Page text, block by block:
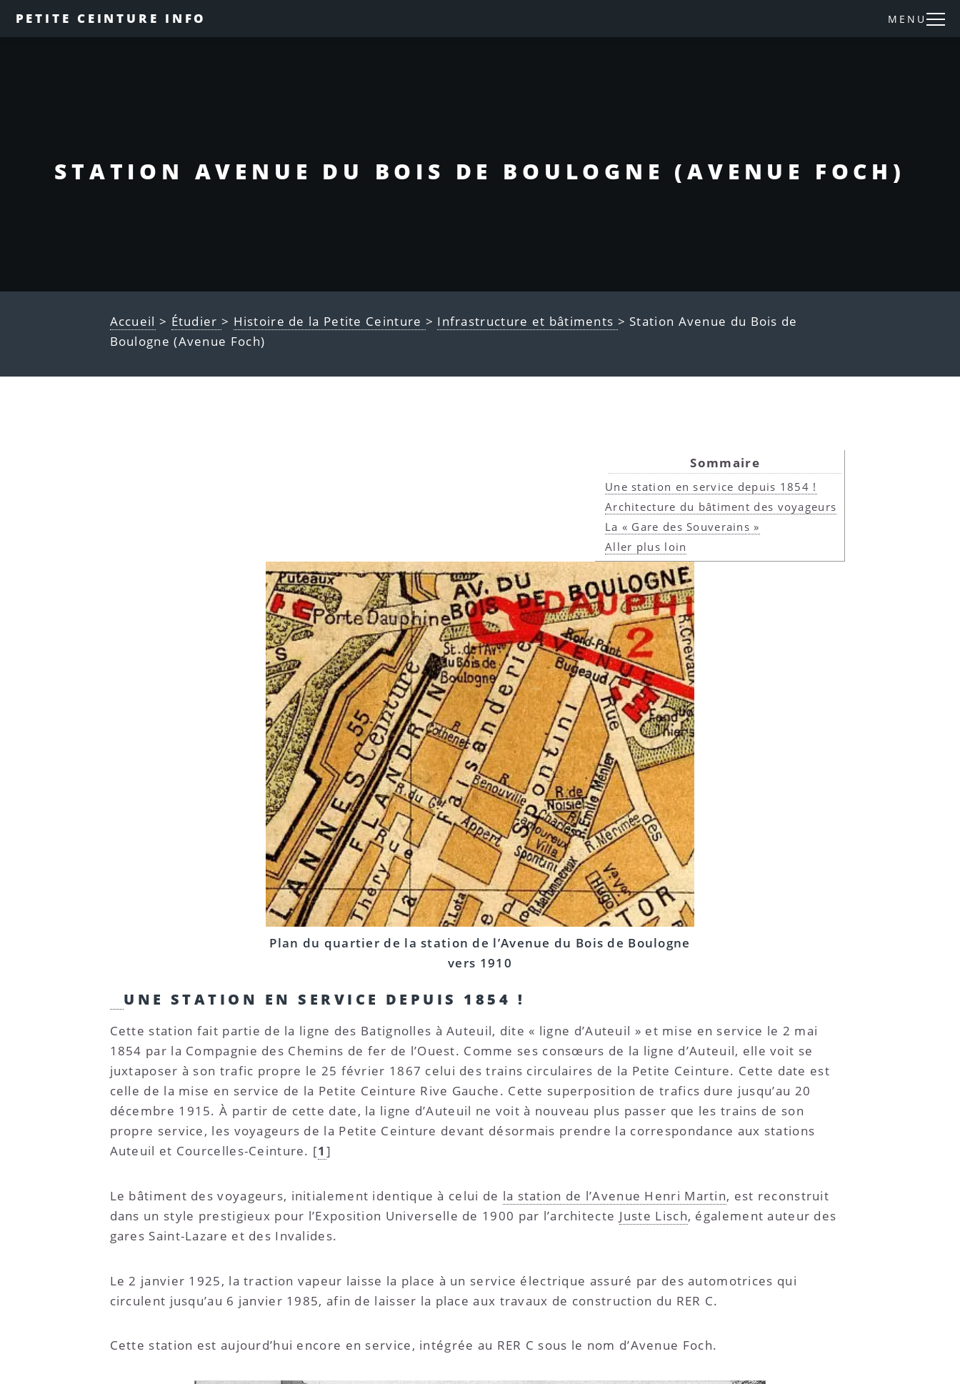
PETITE CEINTURE INFO MENU
STATION AVENUE DU BOIS DE BOULOGNE (AVENUE FOCH)
Accueil > Étudier > Histoire de la Petite Ceinture > Infrastructure et bâtiments > Station Avenue du Bois de
Boulogne (Avenue Foch)
Sommaire
Une station en service depuis 1854 !
Architecture du bâtiment des voyageurs
La « Gare des Souverains »
Aller plus loin
Plan du quartier de la station de l’Avenue du Bois de Boulogne
vers 1910
UNE STATION EN SERVICE DEPUIS 1854 !
Cette station fait partie de la ligne des Batignolles à Auteuil, dite « ligne d’Auteuil » et mise en service le 2 mai
1854 par la Compagnie des Chemins de fer de l’Ouest. Comme ses consœurs de la ligne d’Auteuil, elle voit se
juxtaposer à son trafic propre le 25 février 1867 celui des trains circulaires de la Petite Ceinture. Cette date est
celle de la mise en service de la Petite Ceinture Rive Gauche. Cette superposition de trafics dure jusqu’au 20
décembre 1915. À partir de cette date, la ligne d’Auteuil ne voit à nouveau plus passer que les trains de son
propre service, les voyageurs de la Petite Ceinture devant désormais prendre la correspondance aux stations
Auteuil et Courcelles-Ceinture. [1 ]
Le bâtiment des voyageurs, initialement identique à celui de la station de l’Avenue Henri Martin, est reconstruit
dans un style prestigieux pour l’Exposition Universelle de 1900 par l’architecte Juste Lisch, également auteur des
gares Saint-Lazare et des Invalides.
Le 2 janvier 1925, la traction vapeur laisse la place à un service électrique assuré par des automotrices qui
circulent jusqu’au 6 janvier 1985, afin de laisser la place aux travaux de construction du RER C.
Cette station est aujourd’hui encore en service, intégrée au RER C sous le nom d’Avenue Foch.